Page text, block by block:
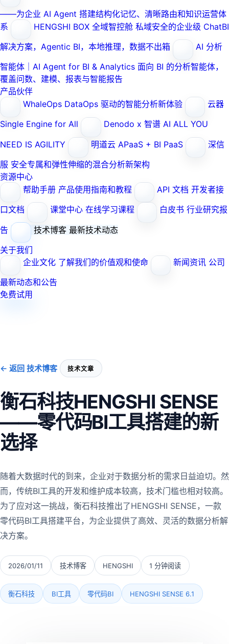
——为企业 AI Agent 搭建结构化记忆、清晰路由和知识运营体
系
HENGSHI BOX 全域智控舱 私域安全的企业级 ChatBI
解决方案，Agentic BI，本地推理，数据不出箱
AI 分析
智能体｜AI Agent for BI & Analytics 面向 BI 的分析智能体，
覆盖问数、建模、报表与智能报告
产品伙伴
WhaleOps DataOps 驱动的智能分析新体验
云器
Single Engine for All
Denodo x 智谱 AI ALL YOU
NEED IS AGILITY
明道云 APaaS + BI PaaS
深信
服 安全专属和弹性伸缩的混合分析新架构
资源中心
帮助手册 产品使用指南和教程 API 文档 开发者接
口文档
课堂中心 在线学习课程 白皮书 行业研究报
告
技术博客 最新技术动态
关于我们
企业文化 了解我们的价值观和使命 新闻资讯 公司
最新动态和公告
免费试用
← 返回 技术博客 技术文章
衡石科技HENGSHI SENSE
——零代码BI工具搭建的新
选择
随着大数据时代的到来，企业对于数据分析的需求日益迫切。然
而，传统BI工具的开发和维护成本较高，技术门槛也相对较高。
为了应对这一挑战，衡石科技推出了HENGSHI SENSE，一款
零代码BI工具搭建平台，为企业提供了高效、灵活的数据分析解
决方案。
2026/01/11 技术博客 HENGSHI 1 分钟阅读
衡石科技 BI工具 零代码BI HENGSHI SENSE 6.1